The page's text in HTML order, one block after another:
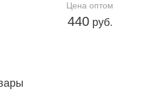
Цена оптом
440руб.